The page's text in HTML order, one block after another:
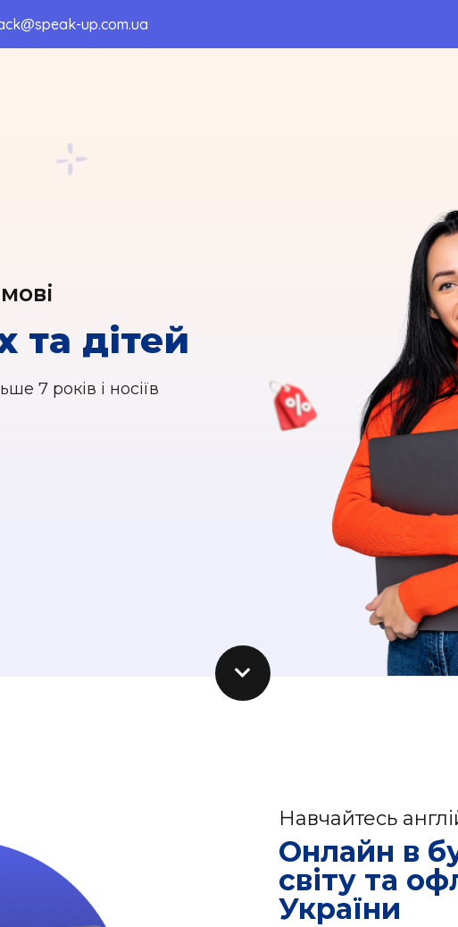
up.com.ua
та дітей
7 років і носіїв
Навчайтесь
Онлайн в
світу та
України